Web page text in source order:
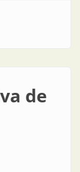
mediante una
de